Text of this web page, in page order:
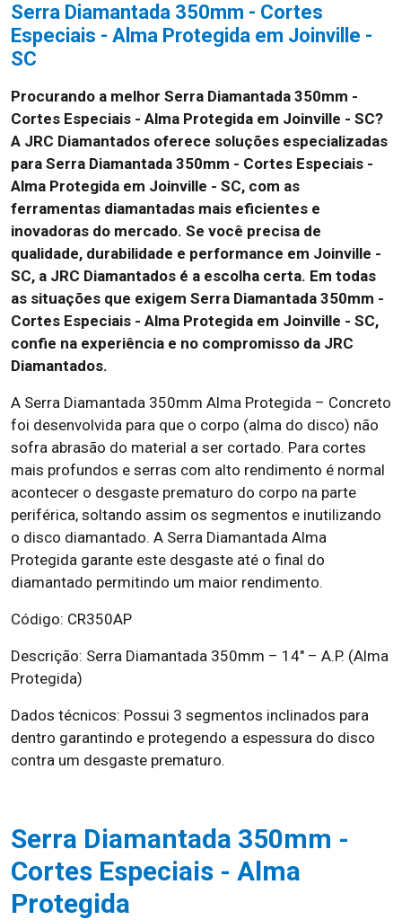
Serra Diamantada 350mm - Cortes
Especiais - Alma Protegida em Joinville -
SC
Procurando a melhor Serra Diamantada 350mm -
Cortes Especiais - Alma Protegida em Joinville - SC?
A JRC Diamantados oferece soluções especializadas
para Serra Diamantada 350mm - Cortes Especiais -
Alma Protegida em Joinville - SC, com as
ferramentas diamantadas mais eficientes e
inovadoras do mercado. Se você precisa de
qualidade, durabilidade e performance em Joinville -
SC, a JRC Diamantados é a escolha certa. Em todas
as situações que exigem Serra Diamantada 350mm -
Cortes Especiais - Alma Protegida em Joinville - SC,
confie na experiência e no compromisso da JRC
Diamantados.
A Serra Diamantada 350mm Alma Protegida – Concreto
foi desenvolvida para que o corpo (alma do disco) não
sofra abrasão do material a ser cortado. Para cortes
mais profundos e serras com alto rendimento é normal
acontecer o desgaste prematuro do corpo na parte
periférica, soltando assim os segmentos e inutilizando
o disco diamantado. A Serra Diamantada Alma
Protegida garante este desgaste até o final do
diamantado permitindo um maior rendimento.
Código: CR350AP
Descrição: Serra Diamantada 350mm – 14″ – A.P. (Alma
Protegida)
Dados técnicos: Possui 3 segmentos inclinados para
dentro garantindo e protegendo a espessura do disco
contra um desgaste prematuro.
Serra Diamantada 350mm -
Cortes Especiais - Alma
Protegida